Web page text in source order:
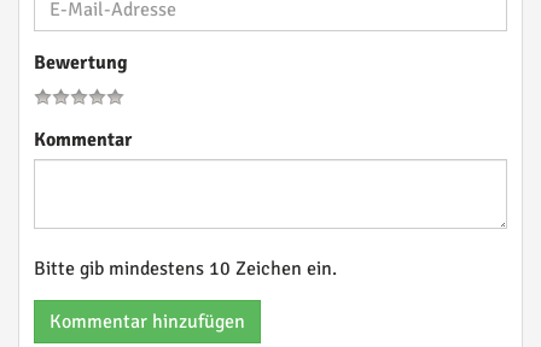
Bewertung
Kommentar
Bitte gib mindestens 10 Zeichen ein.
Kommentar hinzufügen